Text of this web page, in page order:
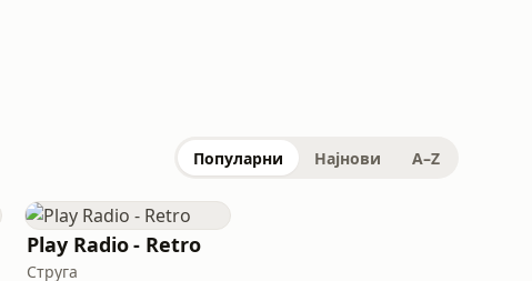
Популарни Најнови A–Z
Play Radio - Retro
Струга